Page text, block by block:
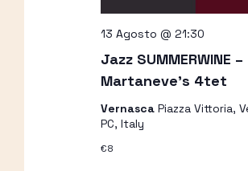
Jazz SUMMERWINE –
Martaneve’s 4tet
13 Agosto @ 21:30
VernascaPiazza Vittoria,
PC, Italy
€8